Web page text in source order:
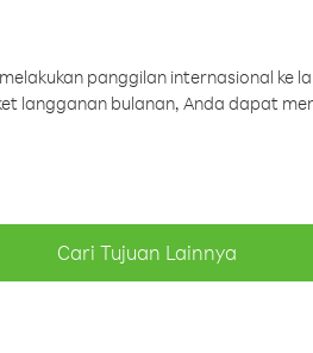
panggilan internasional ke
langganan bulanan, Anda dapat
Cari Tujuan Lainnya